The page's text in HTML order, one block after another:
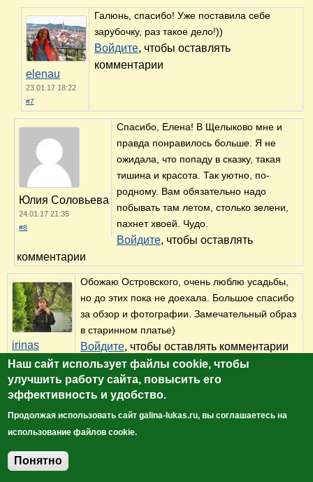
elenau
23.01.17 18:22
#7
Галюнь, спасибо! Уже поставила себе
зарубочку, раз такое дело!))
Войдите, чтобы оставлять
комментарии
Юлия Соловьева
24.01.17 21:35
#8
Спасибо, Елена! В Щелыково мне и
правда понравилось больше. Я не
ожидала, что попаду в сказку, такая
тишина и красота. Так уютно, по-
родному. Вам обязательно надо
побывать там летом, столько зелени,
пахнет хвоей. Чудо.
Войдите, чтобы оставлять
комментарии
irinas
23.01.17 17:13
Обожаю Островского, очень люблю усадьбы,
но до этих пока не доехала. Большое спасибо
за обзор и фотографии. Замечательный образ
в старинном платье)
Войдите, чтобы оставлять комментарии
Юлия Соловьева
Спасибо большое! Фотографий, к
сожалению, маловато. Все эти
флешки-жесткие диски такие вещи
Наш сайт использует файлы cookie, чтобы
улучшить работу сайта, повысить его
эффективность и удобство.
Продолжая использовать сайт galina-lukas.ru, вы соглашаетесь на
использование файлов cookie.
Понятно